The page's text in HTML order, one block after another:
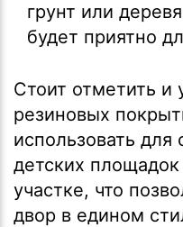
грунт или
будет приятно
Стоит отметить и
резиновых
использовать
детских
участке, что
двор в едином